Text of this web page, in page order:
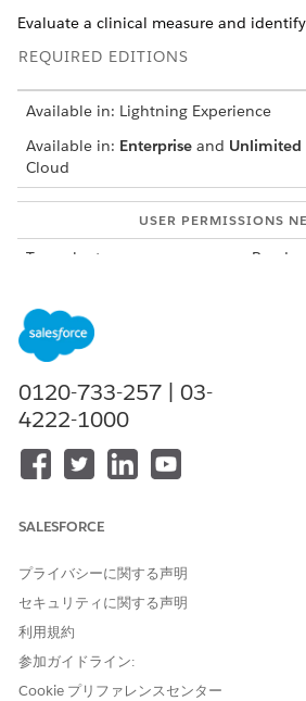
Evaluate a clinical measure and
REQUIRED EDITIONS
Available in: Lightning Experience
Available in: Enterprise and Unlimited
Cloud
USER PERMISSIONS
To evaluate a measure
Read
To create a care gap
Navigate to the care gap interface
page and clickNew Care Gap
Select an active measure to evaluate.
ClickNext.
Select a reporting period and
ClickEvaluate Measure
in the care gap interface. If the
as the associated problem definition
has no associated problem definition,
the same as the measure name.
0120-733-257 | 03-
4222-1000
SALESFORCE
プライバシーに関する声明
セキュリティに関する声明
利用規約
参加ガイドライン:
Cookie プリファレンスセンター